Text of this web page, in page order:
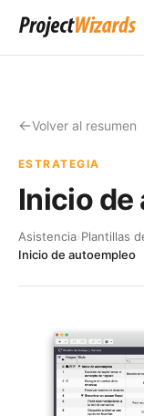
Volver al resumen
ESTRATEGIA
Inicio de
Asistencia›Plantillas
Inicio de autoempleo